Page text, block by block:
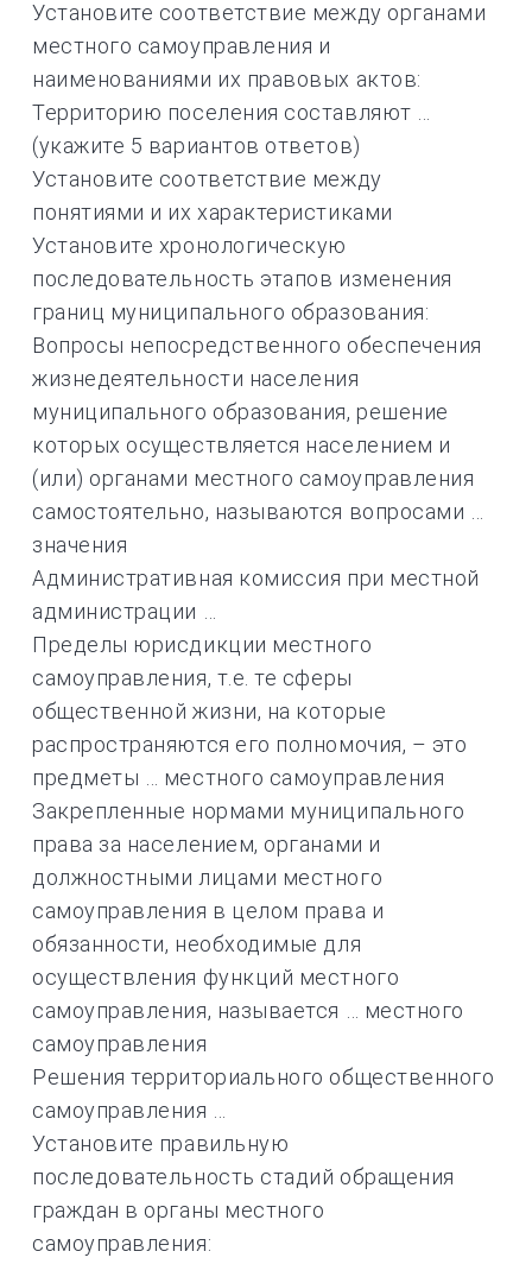
Установите соответствие между органами
местного самоуправления и
наименованиями их правовых актов:
Территорию поселения составляют …
(укажите 5 вариантов ответов)
Установите соответствие между
понятиями и их характеристиками
Установите хронологическую
последовательность этапов изменения
границ муниципального образования:
Вопросы непосредственного обеспечения
жизнедеятельности населения
муниципального образования, решение
которых осуществляется населением и
(или) органами местного самоуправления
самостоятельно, называются вопросами …
значения
Административная комиссия при местной
администрации …
Пределы юрисдикции местного
самоуправления, т.е. те сферы
общественной жизни, на которые
распространяются его полномочия, – это
предметы … местного самоуправления
Закрепленные нормами муниципального
права за населением, органами и
должностными лицами местного
самоуправления в целом права и
обязанности, необходимые для
осуществления функций местного
самоуправления, называется … местного
самоуправления
Решения территориального общественного
самоуправления …
Установите правильную
последовательность стадий обращения
граждан в органы местного
самоуправления: